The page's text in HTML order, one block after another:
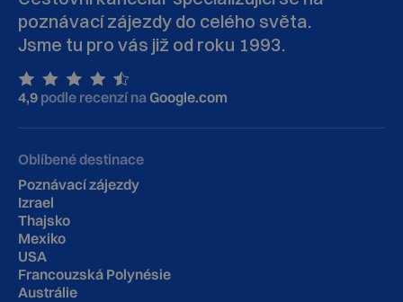
poznávací zájezdy do celého světa.
Jsme tu pro vás již od roku 1993.
4,9 podle recenzí naGoogle.com
Oblíbené destinace
Poznávací zájezdy
Izrael
Thajsko
Mexiko
USA
Francouzská Polynésie
Austrálie